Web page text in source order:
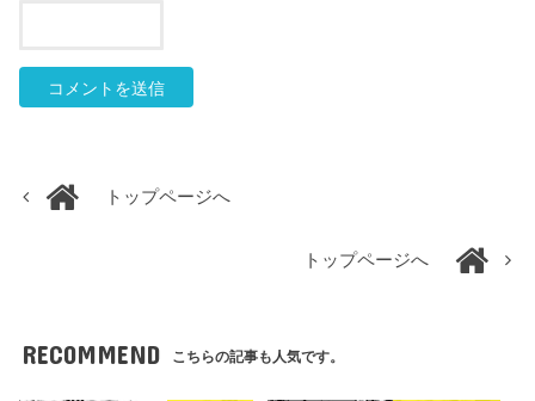
トップページへ
トップページへ
RECOMMEND こちらの記事も人気です。